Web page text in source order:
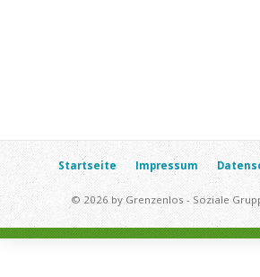
Startseite Impressum
© 2026 by Grenzenlos - Soziale